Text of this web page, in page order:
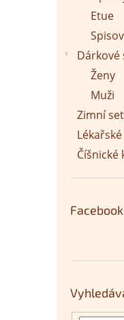
Etue
Dárkové
Ženy
Muži
Zimní
Číšnické
Facebook